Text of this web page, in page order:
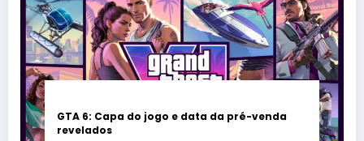
GTA 6: Capa do jogo e data da pré-venda
revelados